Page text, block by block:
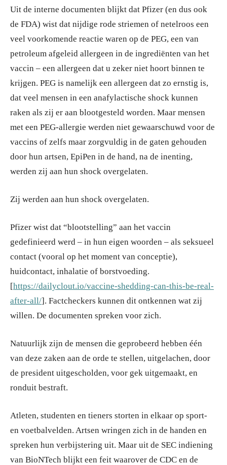
Uit de interne documenten blijkt dat Pfizer (en dus ook
de FDA) wist dat nijdige rode striemen of netelroos een
veel voorkomende reactie waren op de PEG, een van
petroleum afgeleid allergeen in de ingrediënten van het
vaccin – een allergeen dat u zeker niet hoort binnen te
krijgen. PEG is namelijk een allergeen dat zo ernstig is,
dat veel mensen in een anafylactische shock kunnen
raken als zij er aan blootgesteld worden. Maar mensen
met een PEG-allergie werden niet gewaarschuwd voor de
vaccins of zelfs maar zorgvuldig in de gaten gehouden
door hun artsen, EpiPen in de hand, na de inenting,
werden zij aan hun shock overgelaten.
Zij werden aan hun shock overgelaten.
Pfizer wist dat “blootstelling” aan het vaccin
gedefinieerd werd – in hun eigen woorden – als seksueel
contact (vooral op het moment van conceptie),
huidcontact, inhalatie of borstvoeding.
[https://dailyclout.io/vaccine-shedding-can-this-be-real-
after-all/]. Factcheckers kunnen dit ontkennen wat zij
willen. De documenten spreken voor zich.
Natuurlijk zijn de mensen die geprobeerd hebben één
van deze zaken aan de orde te stellen, uitgelachen, door
de president uitgescholden, voor gek uitgemaakt, en
ronduit bestraft.
Atleten, studenten en tieners storten in elkaar op sport-
en voetbalvelden. Artsen wringen zich in de handen en
spreken hun verbijstering uit. Maar uit de SEC indiening
van BioNTech blijkt een feit waarover de CDC en de